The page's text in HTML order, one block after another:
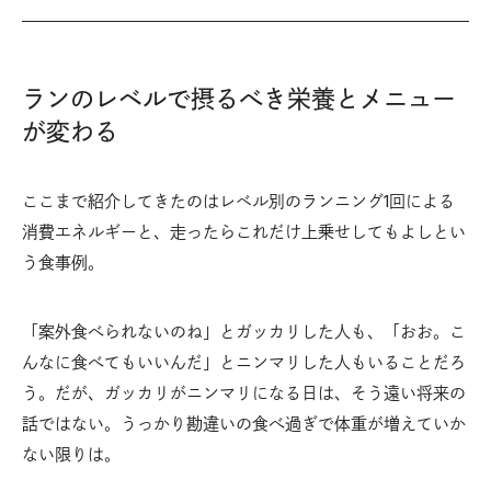
ランのレベルで摂るべき栄養とメニュー
が変わる
ここまで紹介してきたのはレベル別のランニング1回による
消費エネルギーと、走ったらこれだけ上乗せしてもよしとい
う食事例。
「案外食べられないのね」とガッカリした人も、「おお。こ
んなに食べてもいいんだ」とニンマリした人もいることだろ
う。だが、ガッカリがニンマリになる日は、そう遠い将来の
話ではない。うっかり勘違いの食べ過ぎで体重が増えていか
ない限りは。